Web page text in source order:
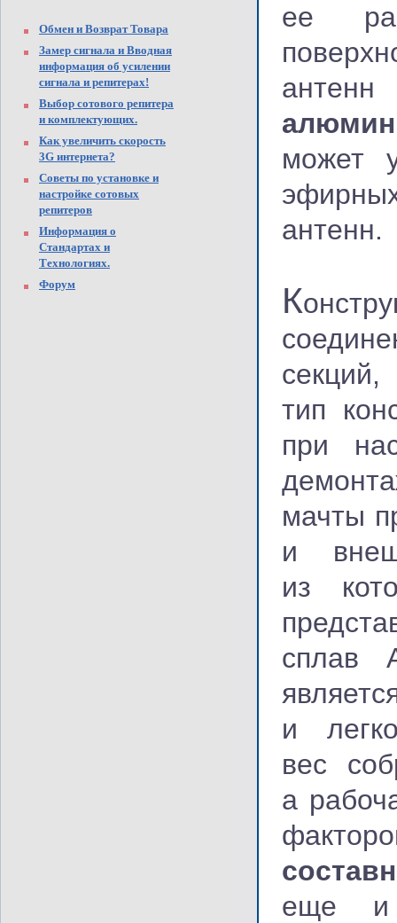
Обмен и Возврат Товара
Замер сигнала и Вводная
информация об усилении
сигнала и репитерах!
Выбор сотового репитера
и комплектующих.
Как увеличить скорость
3G интернета?
Советы по установке и
настройке сотовых
репитеров
Информация о
Стандартах и
Технологиях.
Форум
ее
может
антенн.
К
тип
при
мачты
и
из
сплав
и
вес
а
еще и